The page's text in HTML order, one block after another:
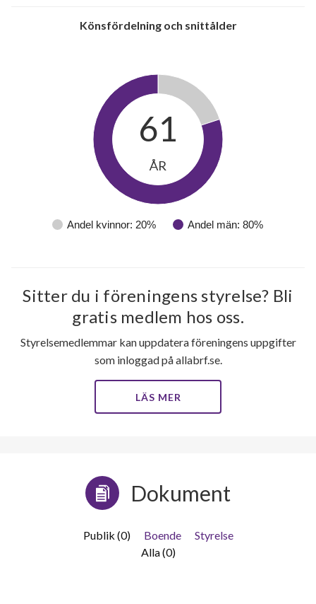
Könsfördelning och snittålder
Andel kvinnor: 20% Andel män: 80%
61
ÅR
Sitter du i föreningens styrelse? Bli
gratis medlem hos oss.
Styrelsemedlemmar kan uppdatera föreningens uppgifter
som inloggad på allabrf.se.
LÄS MER
Dokument
Publik (0) Boende
Styrelse
Alla (0)